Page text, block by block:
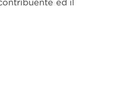
ed il